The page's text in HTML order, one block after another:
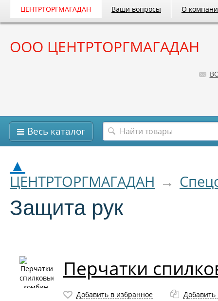
ЦЕНТРТОРГМАГАДАН Ваши вопросы О
ООО ЦЕНТРТОРГМАГАДАН
Весь каталог
▲
ЦЕНТРТОРГМАГАДАН →
Защита рук
Перчатки
Добавить в избранное Добавить